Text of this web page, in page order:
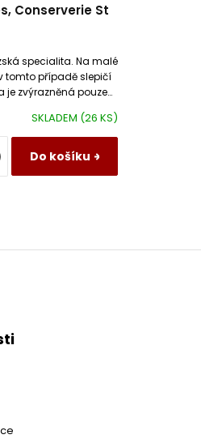
Conserverie St
SKLADEM (26 KS)
Do košíku
specialita. Na malé
tomto případě slepičí
zvýrazněná pouze
masa, solí a